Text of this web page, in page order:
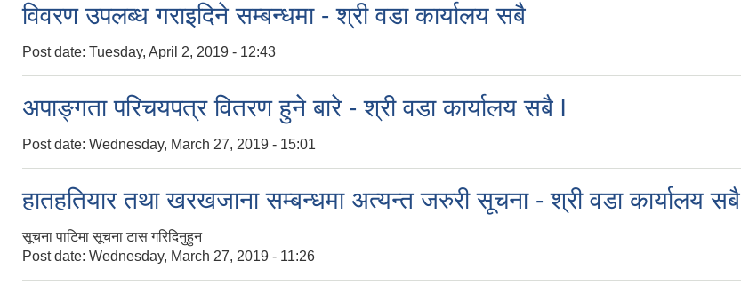
विवरण उपलब्ध गराइदिने सम्बन्धमा - श्री वडा कार्यालय सबै
Post date: Tuesday, April 2, 2019 - 12:43
अपाङ्गता परिचयपत्र वितरण हुने बारे - श्री वडा कार्यालय सबै l
Post date: Wednesday, March 27, 2019 - 15:01
हातहतियार तथा खरखजाना सम्बन्धमा अत्यन्त जरुरी सूचना - श्री वडा कार्यालय सबै
सूचना पाटिमा सूचना टास गरिदिनुहुन
Post date: Wednesday, March 27, 2019 - 11:26